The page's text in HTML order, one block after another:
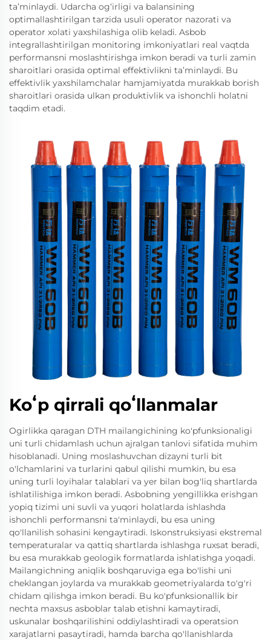
ta’minlaydi. Udarcha og‘irligi va balansining
optimallashtirilgan tarzida usuli operator nazorati va
operator xolati yaxshilashiga olib keladi. Asbob
integrallashtirilgan monitoring imkoniyatlari real vaqtda
performansni moslashtirishga imkon beradi va turli zamin
sharoitlari orasida optimal effektivlikni ta’minlaydi. Bu
effektivlik yaxshilamchalar hamjamiyatda murakkab borish
sharoitlari orasida ulkan produktivlik va ishonchli holatni
taqdim etadi.
Koʻp qirrali qoʻllanmalar
Ogirlikka qaragan DTH mailangichining ko'pfunksionaligi
uni turli chidamlash uchun ajralgan tanlovi sifatida muhim
hisoblanadi. Uning moslashuvchan dizayni turli bit
o'lchamlarini va turlarini qabul qilishi mumkin, bu esa
uning turli loyihalar talablari va yer bilan bog'liq shartlarda
ishlatilishiga imkon beradi. Asbobning yengillikka erishgan
yopiq tizimi uni suvli va yuqori holatlarda ishlashda
ishonchli performansni ta'minlaydi, bu esa uning
qo'llanilish sohasini kengaytiradi. Iskonstruksiyasi ekstremal
temperaturalar va qattiq shartlarda ishlashga ruxsat beradi,
bu esa murakkab geologik formatlarda ishlatishga yoqadi.
Mailangichning aniqlik boshqaruviga ega bo'lishi uni
cheklangan joylarda va murakkab geometriyalarda to'g'ri
chidam qilishga imkon beradi. Bu ko'pfunksionallik bir
nechta maxsus asboblar talab etishni kamaytiradi,
uskunalar boshqarilishini oddiylashtiradi va operatsion
xarajatlarni pasaytiradi, hamda barcha qo'llanishlarda